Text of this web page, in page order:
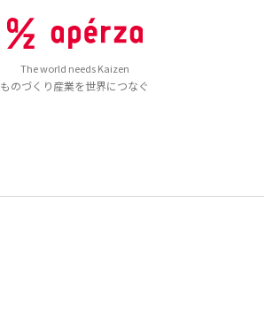
The world needs Kaizen
ものづくり産業を世界につなぐ